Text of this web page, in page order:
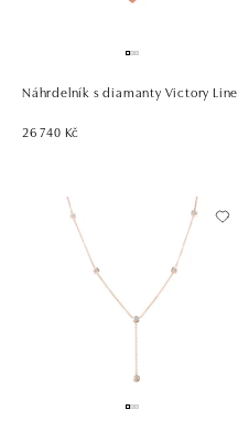
Náhrdelník s diamanty Victory Line
26 740 Kč